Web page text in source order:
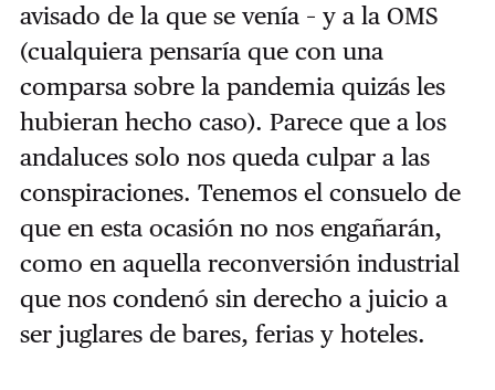
avisado de la que se venía – y a la OMS
(cualquiera pensaría que con una
comparsa sobre la pandemia quizás les
hubieran hecho caso). Parece que a los
andaluces solo nos queda culpar a las
conspiraciones. Tenemos el consuelo de
que en esta ocasión no nos engañarán,
como en aquella reconversión industrial
que nos condenó sin derecho a juicio a
ser juglares de bares, ferias y hoteles.